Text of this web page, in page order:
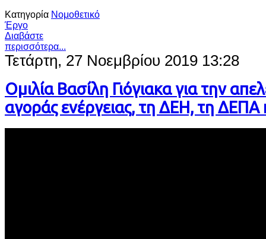
Κατηγορία Νομοθετικό
Έργο
Διαβάστε
περισσότερα...
Τετάρτη, 27 Νοεμβρίου 2019 13:28
Ομιλία Βασίλη Γιόγιακα για την
αγοράς ενέργειας, τη ΔΕΗ, τη ΔΕΠΑ